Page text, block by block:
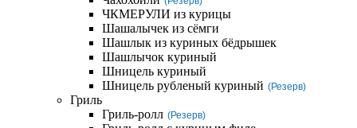
ЧКМЕРУЛИ из курицы
Шашалычек из сёмги
Шашлык из куриных бёдрышек
Шашлычок куриный
Шницель куриный
Шницель рубленый куриный (Резерв)
Гриль
Гриль-ролл (Резерв)